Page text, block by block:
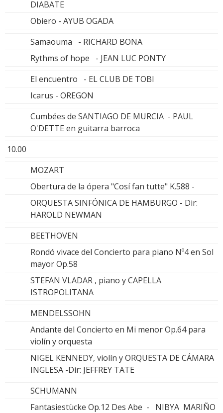
DIABATE
Obiero - AYUB OGADA
Samaouma - RICHARD BONA
Rythms of hope - JEAN LUC PONTY
El encuentro - EL CLUB DE TOBI
Icarus - OREGON
Cumbées de SANTIAGO DE MURCIA - PAUL
O'DETTE en guitarra barroca
10.00
MOZART
Obertura de la ópera "Cosí fan tutte" K.588 -
ORQUESTA SINFÓNICA DE HAMBURGO - Dir:
HAROLD NEWMAN
BEETHOVEN
Rondó vivace del Concierto para piano Nº4 en Sol
mayor Op.58
STEFAN VLADAR , piano y CAPELLA
ISTROPOLITANA
MENDELSSOHN
Andante del Concierto en Mi menor Op.64 para
violín y orquesta
NIGEL KENNEDY, violín y ORQUESTA DE CÁMARA
INGLESA -Dir: JEFFREY TATE
SCHUMANN
Fantasiestücke Op.12 Des Abe - NIBYA MARIÑO